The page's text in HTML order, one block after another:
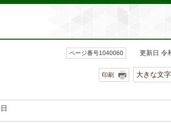
ページ番号1040060 更新日 令
印刷 大きな文